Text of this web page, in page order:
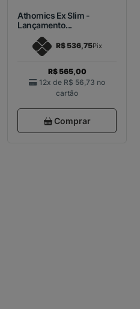
Athomics Ex Slim -
Lançamento...
R$ 536,75Pix
R$ 565,00
12x de R$ 56,73 no
cartão
Comprar